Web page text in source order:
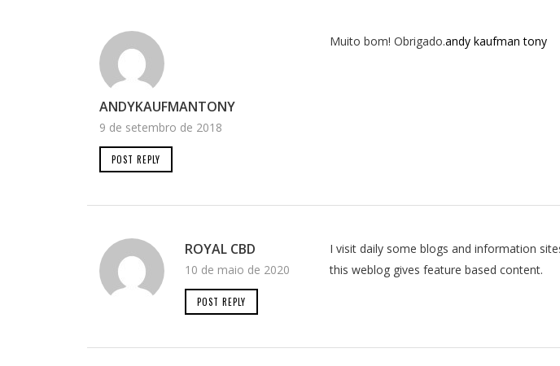
ANDYKAUFMANTONY
9 de setembro de 2018
POST REPLY
Muito bom! Obrigado.andy kaufman tony
ROYAL CBD
10 de maio de 2020
POST REPLY
I visit daily some blogs and information
this weblog gives feature based content.